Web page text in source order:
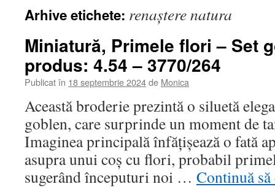
Arhive etichete: renaștere natura
Miniatură, Primele flori – Set
produs: 4.54 – 3770/264
Publicat în 18 septembrie 2024de Monica
Această broderie prezintă o siluetă
goblen, care surprinde un moment de
Imaginea principală înfățișează o fată
asupra unui coș cu flori, probabil
sugerând începuturi noi … Continuă